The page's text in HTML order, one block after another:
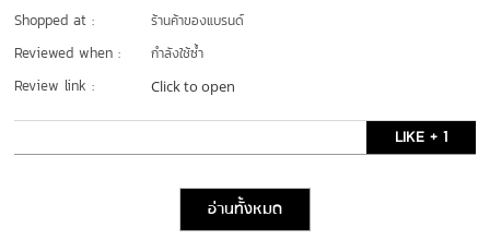
Shopped at : ร้านค้าของแบรนด์
Reviewed when : กำลังใช้ซ้ำ
Review link : Click to open
LIKE + 1
อ่านทั้งหมด